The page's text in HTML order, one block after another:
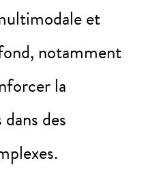
et
notamment
la
des